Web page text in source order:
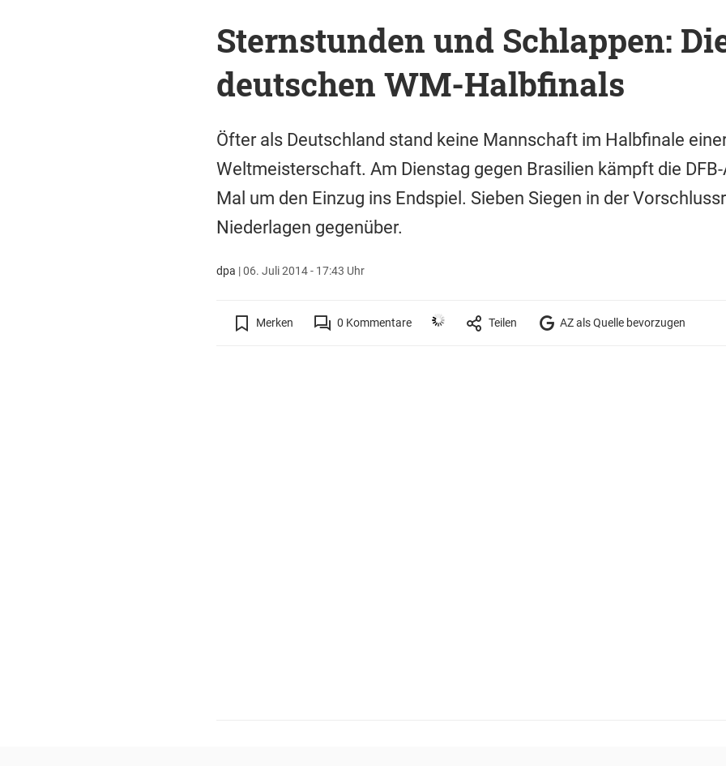
Sternstunden und Schlappen:
deutschen WM-Halbfinals
Öfter als Deutschland stand keine Mannschaft im Halbfinale
Weltmeisterschaft. Am Dienstag gegen Brasilien kämpft die
Mal um den Einzug ins Endspiel. Sieben Siegen in der
Niederlagen gegenüber.
dpa |06. Juli 2014 - 17:43 Uhr
Merken 0 Kommentare Teilen AZ als Quelle bevorzugen